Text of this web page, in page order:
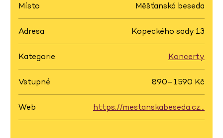
Místo Měšťanská beseda
Adresa Kopeckého sady 13
Kategorie Koncerty
Vstupné 890–1590 Kč
Web https://mestanskabeseda.cz…